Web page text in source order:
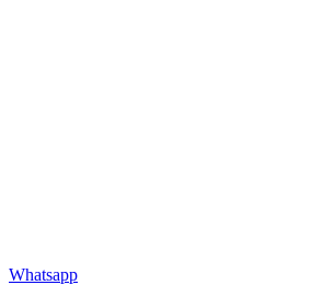
Whatsapp